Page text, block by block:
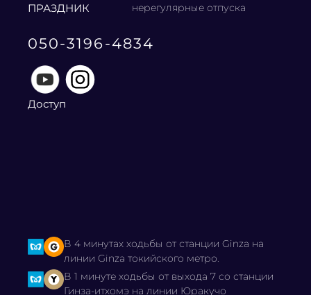
ПРАЗДНИК нерегулярные отпуска
050-3196-4834
Доступ
В 4 минутах ходьбы от станции Ginza на
линии Ginza токийского метро.
В 1 минуте ходьбы от выхода 7 со станции
Гинза-итхомэ на линии Юракучо